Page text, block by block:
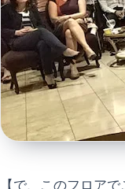
【で、このフロア